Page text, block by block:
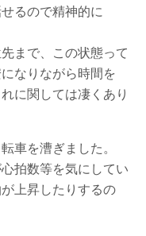
るので精神的に
まで、この状態って
なりながら時間を
に関しては凄くあり
車を漕ぎました。
拍数等を気にしてい
上昇したりするの